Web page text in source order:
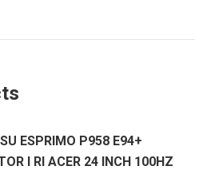
ESPRIMO P958 E94+
I RI ACER 24 INCH 100HZ